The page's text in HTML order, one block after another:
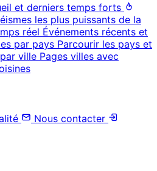
et derniers temps forts
les plus puissants de la
réel Événements récents et
par pays Parcourir les pays et
ville Pages villes avec
Nous contacter